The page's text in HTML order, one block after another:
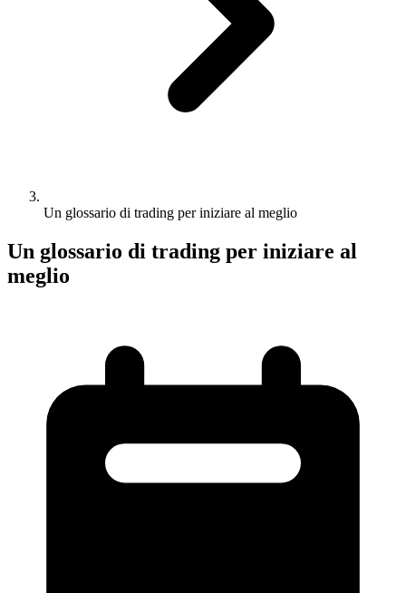
Un glossario di trading per iniziare al meglio
Un glossario di trading per iniziare al
meglio